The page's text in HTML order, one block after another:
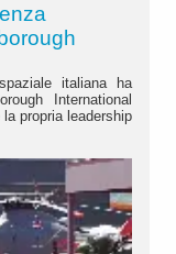
italiana ha
International
propria leadership